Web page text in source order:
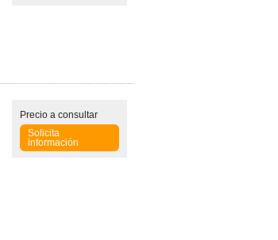
Precioa consultar
Solicita
información